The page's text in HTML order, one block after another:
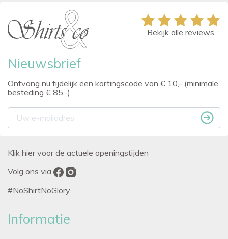
Nieuwsbrief
Ontvang nu tijdelijk een kortingscode van € 10,- (minimale
besteding € 85,-).
Bekijk alle reviews
Klik hier voor de actuele openingstijden
Volg ons via
#NoShirtNoGlory
Informatie